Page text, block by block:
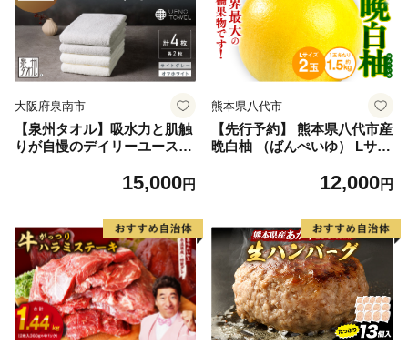
大阪府泉南市
【泉州タオル】吸水力と肌触
りが自慢のデイリーユースバ
トグレー 4枚【配送不可地
15,000円
熊本県八代市
【先行予約】 熊本県八代市産
晩白柚 （ばんぺいゆ） Lサイ
もの フルーツ おやつ 特産 熊
12,000円